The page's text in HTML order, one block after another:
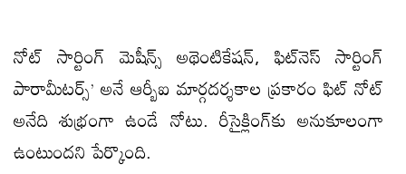
నోట్ సార్టింగ్ మెషీన్స్ అథెంటికేషన్, ఫిట్‌నెస్ సార్టింగ్
పారామీటర్స్’ అనే ఆర్బీఐ మార్గదర్శకాల ప్రకారం ఫిట్ నోట్
అనేది శుభ్రంగా ఉండే నోటు. రీసైక్లింగ్‌కు అనుకూలంగా
ఉంటుంద‌ని పేర్కొంది.